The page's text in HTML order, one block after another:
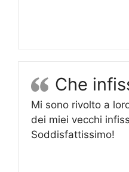
Che
Mi sono rivolto a
dei miei vecchi
Soddisfattissimo!